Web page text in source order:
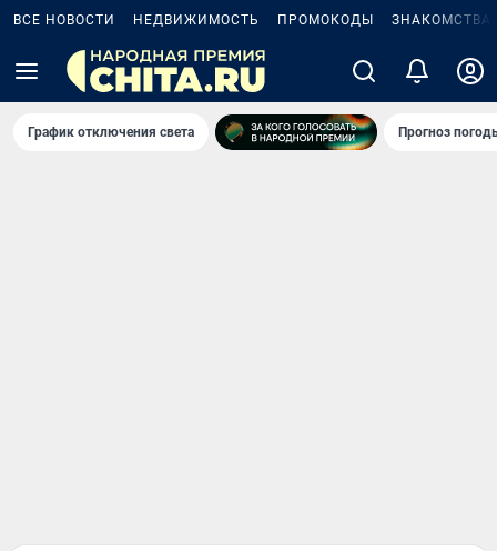
ВСЕ НОВОСТИ НЕДВИЖИМОСТЬ ПРОМОКОДЫ ЗНАКОМСТВА
График отключения света Прогноз